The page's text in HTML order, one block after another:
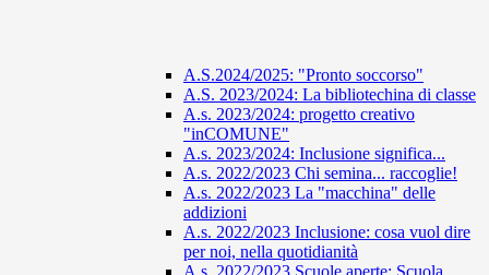
A.S.2024/2025: "Pronto soccorso"
A.S. 2023/2024: La bibliotechina di classe
A.s. 2023/2024: progetto creativo
"inCOMUNE"
A.s. 2023/2024: Inclusione significa...
A.s. 2022/2023 Chi semina... raccoglie!
A.s. 2022/2023 La "macchina" delle
addizioni
A.s. 2022/2023 Inclusione: cosa vuol dire
per noi, nella quotidianità